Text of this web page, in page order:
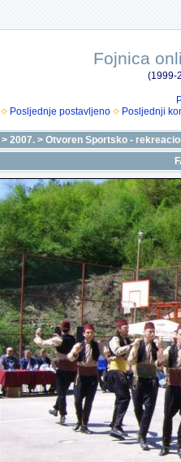
Fojnica
(1999-
Posljednje postavljeno Posljednji
> 2007. > Otvoren Sportsko -